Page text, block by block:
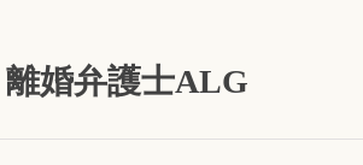
離婚弁護士ALG